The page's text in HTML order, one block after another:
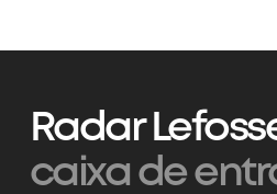
Radar
caixa de